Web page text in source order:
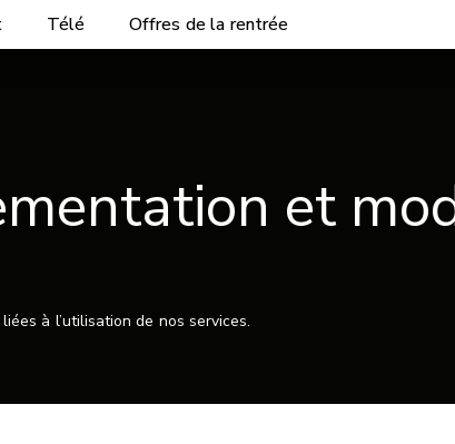
Télé Offres de la rentrée
et
à l’utilisation de nos services.